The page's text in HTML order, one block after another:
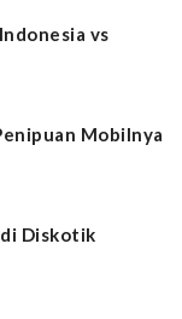
vs
Mobilnya
di Diskotik